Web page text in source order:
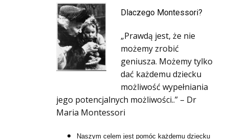
Dlaczego Montessori?
„Prawdą jest, że nie
możemy zrobić
geniusza. Możemy tylko
dać każdemu dziecku
możliwość wypełniania
jego potencjalnych możliwości..” – Dr
Maria Montessori
Naszym celem jest pomóc każdemu dziecku